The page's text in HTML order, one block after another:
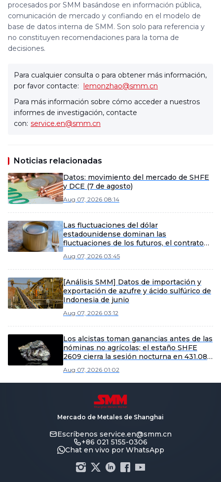
procesados por SMM basándose en información pública,
comunicación de mercado y confiando en el modelo de
base de datos interna de SMM. Son solo para referencia y
no constituyen recomendaciones para la toma de
decisiones.
Para cualquier consulta o para obtener más información,
por favor contacte: lemonzhao@smm.cn
Para más información sobre cómo acceder a nuestros
informes de investigación, contacte
con: service.en@smm.cn
Noticias relacionadas
Datos: movimiento del mercado de SHFE
y DCE (7 de agosto)
Aug 07, 2026 08:14
Las fluctuaciones del dólar
estadounidense dominan las
fluctuaciones de los futuros, el contrato
consolida por la mañana [Resumen del
mediodía del estaño de SMM]
Aug 07, 2026 03:45
[Análisis SMM] Datos de importación y
exportación de azufre y ácido sulfúrico de
Indonesia de junio
Aug 07, 2026 03:12
Los alcistas toman ganancias antes de las
nóminas no agrícolas; el estaño SHFE
2609 cierra la sesión nocturna en 431.080
de SMM]
Aug 07, 2026 01:02
Mercado de Metales de Shanghai
Escríbenos service.en@smm.cn
+86 021 5155-0306
Chat en vivo por WhatsApp